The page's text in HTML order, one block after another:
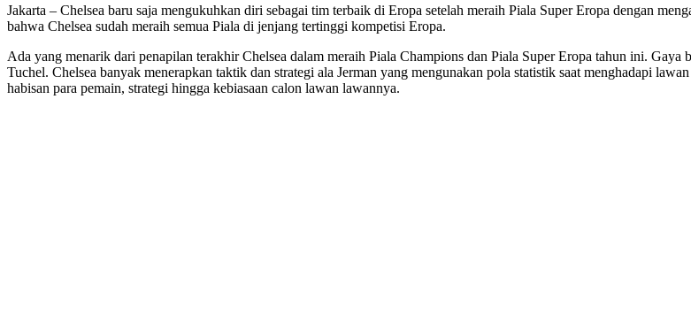
Jakarta – Chelsea baru saja mengukuhkan diri sebagai tim terbaik di Eropa setelah meraih Piala Super Eropa dengan
bahwa Chelsea sudah meraih semua Piala di jenjang tertinggi kompetisi Eropa.
Ada yang menarik dari penapilan terakhir Chelsea dalam meraih Piala Champions dan Piala Super Eropa tahun ini.
Tuchel. Chelsea banyak menerapkan taktik dan strategi ala Jerman yang mengunakan pola statistik saat menghadapi
habisan para pemain, strategi hingga kebiasaan calon lawan lawannya.